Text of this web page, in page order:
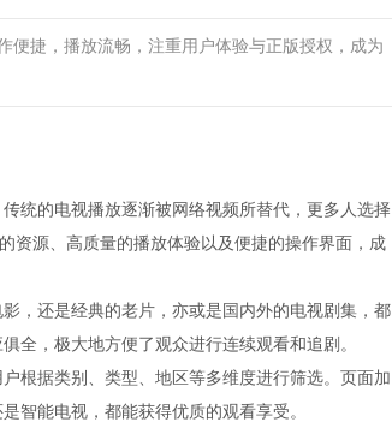
便捷，播放流畅，注重用户体验与正版授权，成为
统的电视播放逐渐被网络视频所替代，更多人选择
资源、高质量的播放体验以及便捷的操作界面，成
，还是经典的老片，亦或是国内外的电视剧集，都
全，极大地方便了观众进行连续观看和追剧。
根据类别、类型、地区等多维度进行筛选。页面加
智能电视，都能获得优质的观看享受。